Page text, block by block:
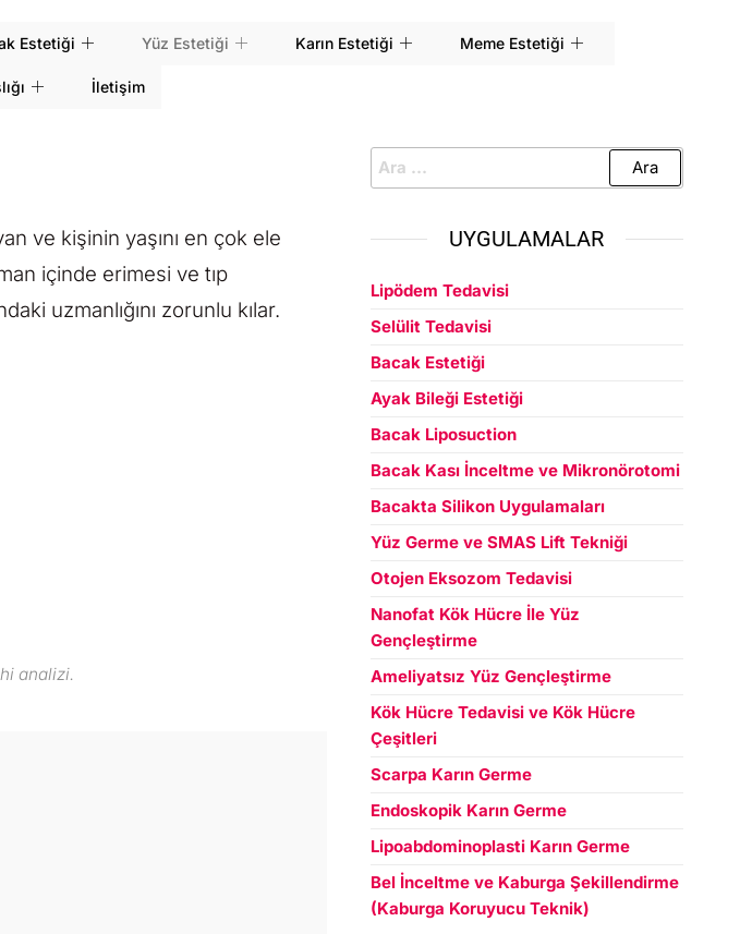
Estetiği Yüz Estetiği Karın Estetiği Meme Estetiği
İletişim
ve kişinin yaşını en çok ele
içinde erimesi ve tıp
uzmanlığını zorunlu kılar.
analizi.
UYGULAMALAR
Lipödem Tedavisi
Selülit Tedavisi
Bacak Estetiği
Ayak Bileği Estetiği
Bacak Liposuction
Bacak Kası İnceltme ve Mikronörotomi
Bacakta Silikon Uygulamaları
Yüz Germe ve SMAS Lift Tekniği
Otojen Eksozom Tedavisi
Nanofat Kök Hücre İle Yüz
Gençleştirme
Ameliyatsız Yüz Gençleştirme
Kök Hücre Tedavisi ve Kök Hücre
Çeşitleri
Scarpa Karın Germe
Endoskopik Karın Germe
Lipoabdominoplasti Karın Germe
Bel İnceltme ve Kaburga Şekillendirme
(Kaburga Koruyucu Teknik)